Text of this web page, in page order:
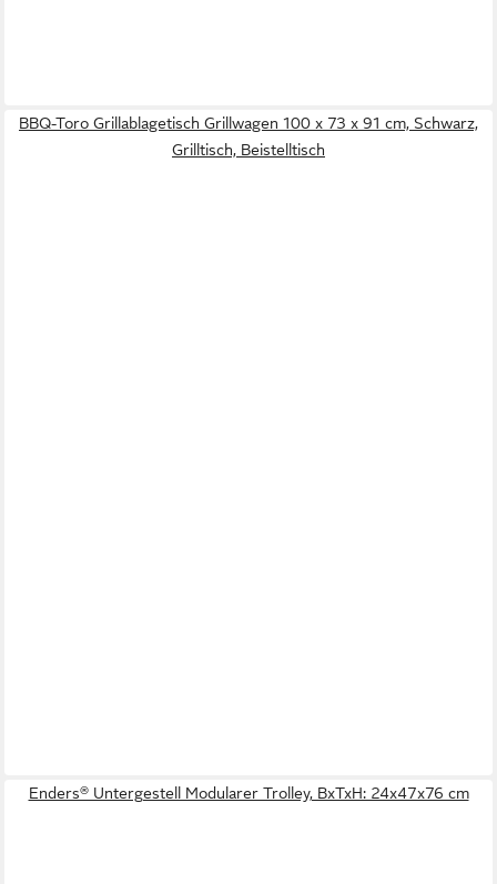
BBQ-Toro Grillablagetisch Grillwagen 100 x 73 x 91 cm, Schwarz,
Grilltisch, Beistelltisch
Enders® Untergestell Modularer Trolley, BxTxH: 24x47x76 cm